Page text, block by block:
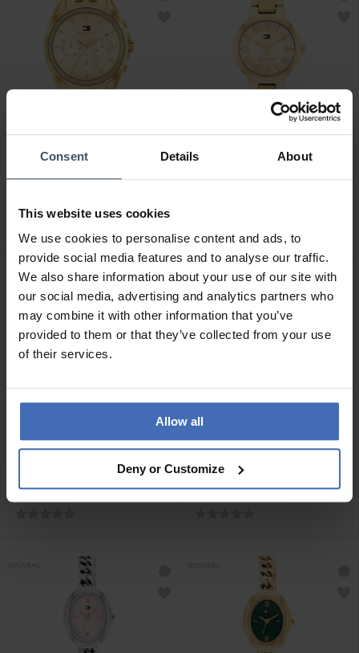
Consent Details About
This website uses cookies
We use cookies to personalise content and ads, to
provide social media features and to analyse our traffic.
We also share information about your use of our site with
our social media, advertising and analytics partners who
may combine it with other information that you’ve
provided to them or that they’ve collected from your use
of their services.
Allow all
Deny or Customize
NOUVEAU
CHF 139.00
Tommy Hilfiger Demi -
1782874
NOUVEAU
CHF 149.00
Tommy Hilfiger Demi -
1782875